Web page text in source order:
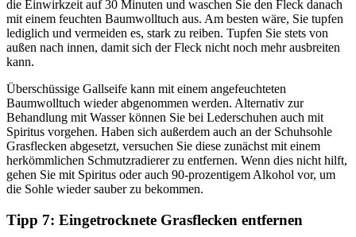
die Einwirkzeit auf 30 Minuten und waschen Sie den Fleck danach
mit einem feuchten Baumwolltuch aus. Am besten wäre, Sie tupfen
lediglich und vermeiden es, stark zu reiben. Tupfen Sie stets von
außen nach innen, damit sich der Fleck nicht noch mehr ausbreiten
kann.
Überschüssige Gallseife kann mit einem angefeuchteten
Baumwolltuch wieder abgenommen werden. Alternativ zur
Behandlung mit Wasser können Sie bei Lederschuhen auch mit
Spiritus vorgehen. Haben sich außerdem auch an der Schuhsohle
Grasflecken abgesetzt, versuchen Sie diese zunächst mit einem
herkömmlichen Schmutzradierer zu entfernen. Wenn dies nicht hilft,
gehen Sie mit Spiritus oder auch 90-prozentigem Alkohol vor, um
die Sohle wieder sauber zu bekommen.
Tipp 7: Eingetrocknete Grasflecken entfernen